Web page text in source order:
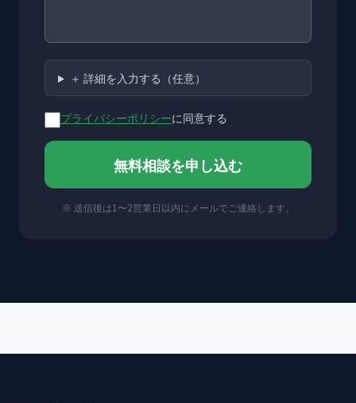
＋ 詳細を入力する（任意）
プライバシーポリシーに同意する
無料相談を申し込む
※ 送信後は1〜2営業日以内にメールでご連絡します。